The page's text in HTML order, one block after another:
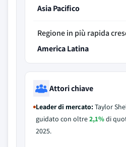
Asia Pacifico
Regione in più rapida
America Latina
Attori chiave
Leader di mercato:Taylor
guidato con oltre2,1%di
2025.